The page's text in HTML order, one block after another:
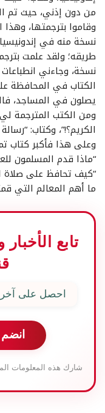
نسخة منه في
طريقه؛ ولقد علمت
نسخة، وجاءني
الكتاب في المحافظة
يصلون في المساجد،
ومن الكتب المترجمة
الكريم؟!”، وكتاب:
وعلى هذا فأكبر كتاب
“ماذا قدم المسلمون
“كيف تحافظ على صلاة
ما أهم المعالم التي
تابع
احصل على آخر
شارك هذه المعلومات